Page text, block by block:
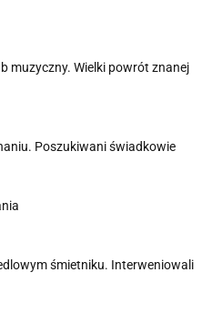
muzyczny. Wielki powrót znanej
Poszukiwani świadkowie
śmietniku. Interweniowali